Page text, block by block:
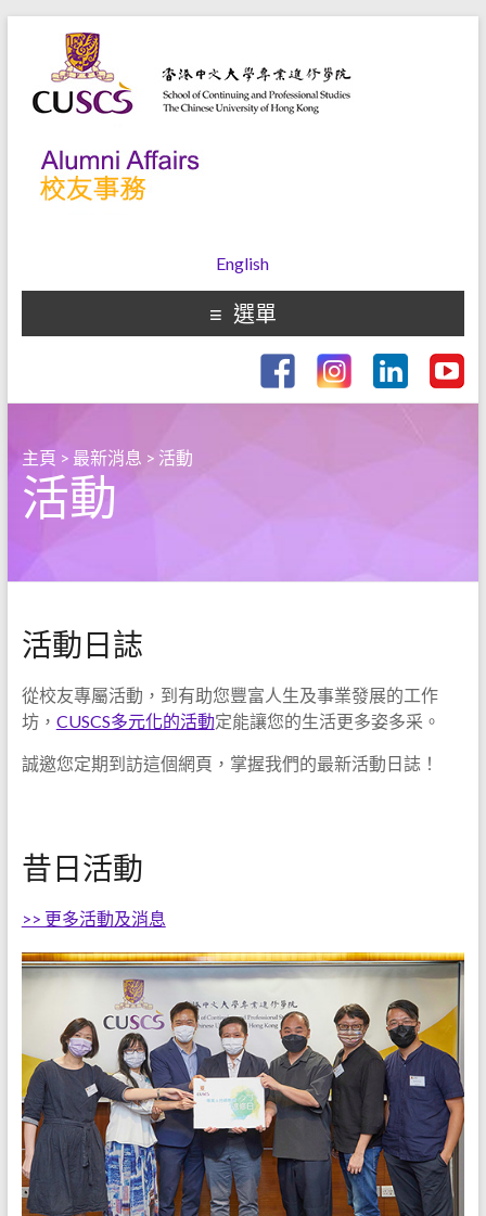
English
選單
主頁 > 最新消息 > 活動
活動
活動日誌
從校友專屬活動，到有助您豐富人生及事業發展的工作
坊， CUSCS多元化的活動定能讓您的生活更多姿多采。
誠邀您定期到訪這個網頁，掌握我們的最新活動日誌！
昔日活動
>> 更多活動及消息